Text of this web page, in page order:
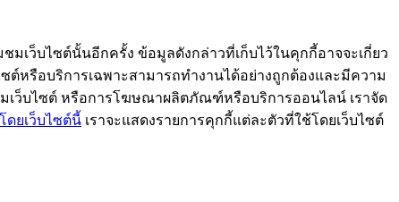
เว็บไซต์นั้นอีกครั้ง ข้อมูลดังกล่าวที่เก็บไว้ในคุกกี้อาจจะเกี่ยว
หรือบริการเฉพาะสามารถทำงานได้อย่างถูกต้องและมีความ
เว็บไซต์ หรือการโฆษณาผลิตภัณฑ์หรือบริการออนไลน์ เราจัด
ดยเว็บไซต์นี้ เราจะแสดงรายการคุกกี้แต่ละตัวที่ใช้โดยเว็บไซต์